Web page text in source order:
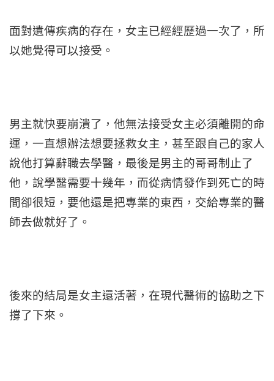
面對遺傳疾病的存在，女主已經經歷過一次了，所
以她覺得可以接受。
男主就快要崩潰了，他無法接受女主必須離開的命
運，一直想辦法想要拯救女主，甚至跟自己的家人
說他打算辭職去學醫，最後是男主的哥哥制止了
他，說學醫需要十幾年，而從病情發作到死亡的時
間卻很短，要他還是把專業的東西，交給專業的醫
師去做就好了。
後來的結局是女主還活著，在現代醫術的協助之下
撐了下來。